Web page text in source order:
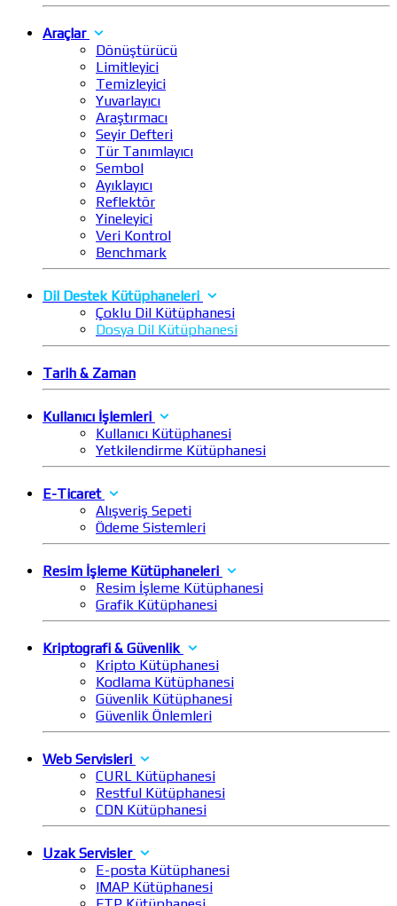
Araçlar
Dönüştürücü
Limitleyici
Temizleyici
Yuvarlayıcı
Araştırmacı
Seyir Defteri
Tür Tanımlayıcı
Sembol
Ayıklayıcı
Reflektör
Yineleyici
Veri Kontrol
Benchmark
Dil Destek Kütüphaneleri
Çoklu Dil Kütüphanesi
Dosya Dil Kütüphanesi
Tarih & Zaman
Kullanıcı İşlemleri
Kullanıcı Kütüphanesi
Yetkilendirme Kütüphanesi
E-Ticaret
Alışveriş Sepeti
Ödeme Sistemleri
Resim İşleme Kütüphaneleri
Resim İşleme Kütüphanesi
Grafik Kütüphanesi
Kriptografi & Güvenlik
Kripto Kütüphanesi
Kodlama Kütüphanesi
Güvenlik Kütüphanesi
Güvenlik Önlemleri
Web Servisleri
CURL Kütüphanesi
Restful Kütüphanesi
CDN Kütüphanesi
Uzak Servisler
E-posta Kütüphanesi
IMAP Kütüphanesi